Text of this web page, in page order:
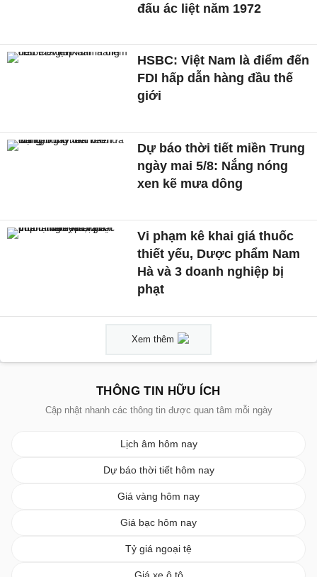
đấu ác liệt năm 1972
HSBC: Việt Nam là điểm đến
FDI hấp dẫn hàng đầu thế
giới
Dự báo thời tiết miền Trung
ngày mai 5/8: Nắng nóng
xen kẽ mưa dông
Vi phạm kê khai giá thuốc
thiết yếu, Dược phẩm Nam
Hà và 3 doanh nghiệp bị
phạt
Xem thêm
THÔNG TIN HỮU ÍCH
Cập nhật nhanh các thông tin được quan tâm mỗi ngày
Lịch âm hôm nay
Dự báo thời tiết hôm nay
Giá vàng hôm nay
Giá bạc hôm nay
Tỷ giá ngoại tệ